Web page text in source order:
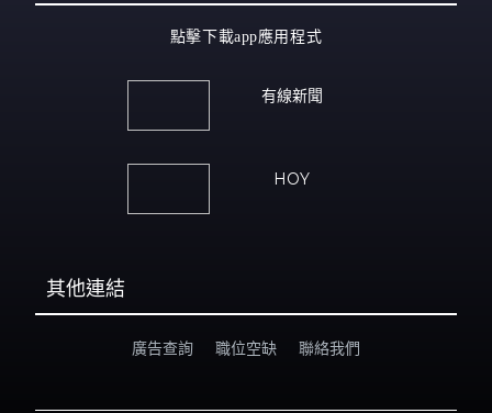
點擊下載app應用程式
有線新聞
HOY
其他連結
廣告查詢 職位空缺 聯絡我們